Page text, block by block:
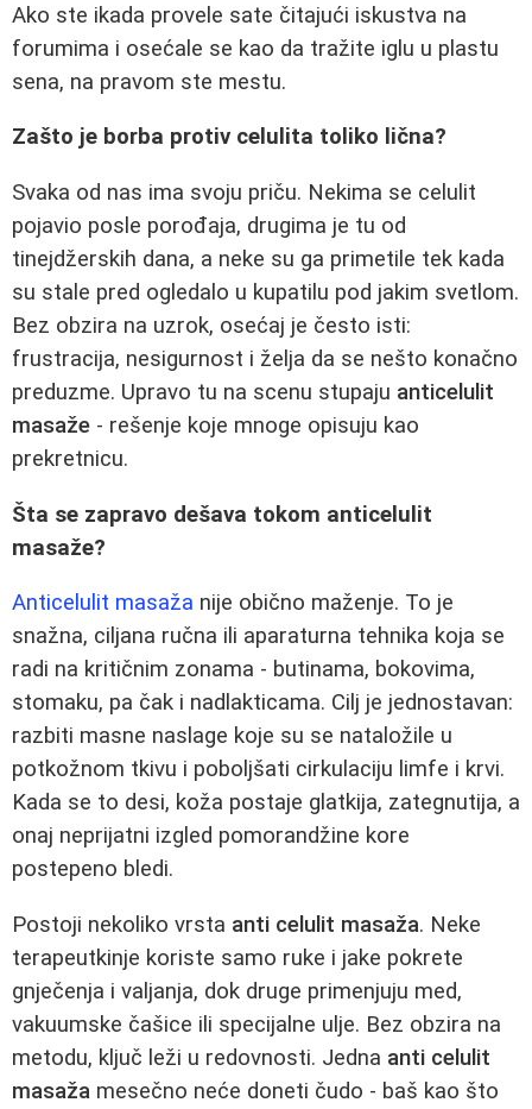
Ako ste ikada provele sate čitajući iskustva na
forumima i osećale se kao da tražite iglu u plastu
sena, na pravom ste mestu.
Zašto je borba protiv celulita toliko lična?
Svaka od nas ima svoju priču. Nekima se celulit
pojavio posle porođaja, drugima je tu od
tinejdžerskih dana, a neke su ga primetile tek kada
su stale pred ogledalo u kupatilu pod jakim svetlom.
Bez obzira na uzrok, osećaj je često isti:
frustracija, nesigurnost i želja da se nešto konačno
preduzme. Upravo tu na scenu stupaju anticelulit
masaže - rešenje koje mnoge opisuju kao
prekretnicu.
Šta se zapravo dešava tokom anticelulit
masaže?
Anticelulit masaža nije obično maženje. To je
snažna, ciljana ručna ili aparaturna tehnika koja se
radi na kritičnim zonama - butinama, bokovima,
stomaku, pa čak i nadlakticama. Cilj je jednostavan:
razbiti masne naslage koje su se nataložile u
potkožnom tkivu i poboljšati cirkulaciju limfe i krvi.
Kada se to desi, koža postaje glatkija, zategnutija, a
onaj neprijatni izgled pomorandžine kore
postepeno bledi.
Postoji nekoliko vrsta anti celulit masaža. Neke
terapeutkinje koriste samo ruke i jake pokrete
gnječenja i valjanja, dok druge primenjuju med,
vakuumske čašice ili specijalne ulje. Bez obzira na
metodu, ključ leži u redovnosti. Jedna anti celulit
masaža mesečno neće doneti čudo - baš kao što